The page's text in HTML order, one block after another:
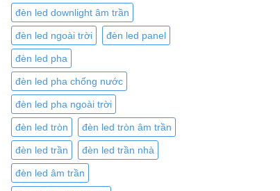
₫.
đèn led downlight âm trần
đèn led ngoài trời đèn led panel
đèn led pha
đèn led pha chống nước
đèn led pha ngoài trời
đèn led tròn đèn led tròn âm trần
đèn led trần đèn led trần nhà
đèn led âm trần